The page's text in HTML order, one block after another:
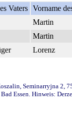
Vaters Vorname
Martin
Martin
Lorenz
Seminarryjna 2,
Essen. Hinweis: